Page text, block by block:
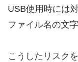
USB使用時には
ファイル名の文
こうしたリスク